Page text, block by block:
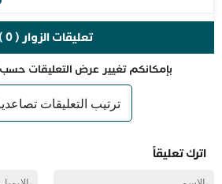
تعليقات الزوار ( 0 )
بإمكانكم تغيير عرض التعليقات حسب
اترك تعليقاً